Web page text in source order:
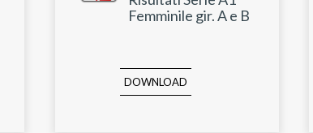
Femminile gir. A e B
DOWNLOAD